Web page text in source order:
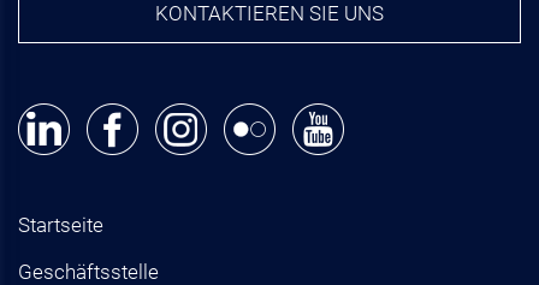
KONTAKTIEREN SIE UNS
Startseite
Geschäftsstelle